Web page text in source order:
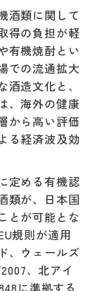
酒類に関して
得の負担が軽
有機焼酎とい
での流通拡大
造文化と、
、海外の健康
から高い評価
る経済波及効
定める有機認
類が、日本国
とが可能とな
規則が適用
、ウェールズ
、北アイ